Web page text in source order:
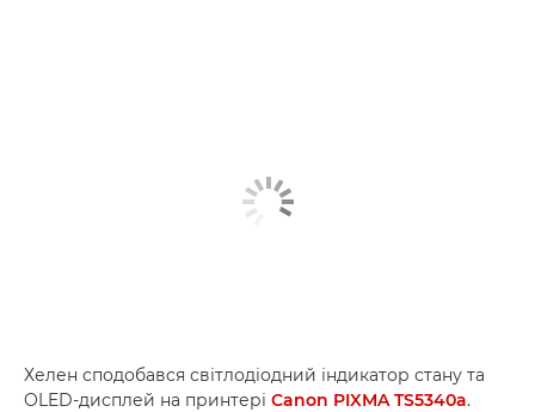
Хелен сподобався світлодіодний індикатор стану та
OLED-дисплей на принтері Canon PIXMA TS5340a.